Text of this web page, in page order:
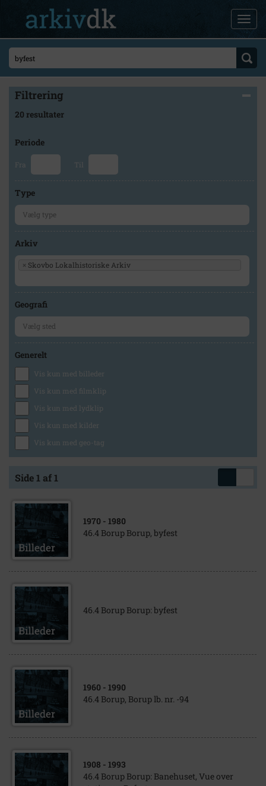
Filtrering
20 resultater
Periode
Fra Til
Type
Arkiv
× Skovbo Lokalhistoriske Arkiv
Geografi
Generelt
Vis kun med billeder
Vis kun med filmklip
Vis kun med lydklip
Vis kun med kilder
Vis kun med geo-tag
Side 1 af 1
1970 - 1980
46.4 Borup Borup, byfest
46.4 Borup Borup: byfest
1960 - 1990
46.4 Borup, Borup lb. nr. -94
1908 - 1993
46.4 Borup Borup: Banehuset, Vue over